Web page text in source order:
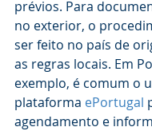
prévios. Para
no exterior, o
ser feito no país de
as regras locais. Em
exemplo, é comum o
plataforma ePortugal
agendamento e